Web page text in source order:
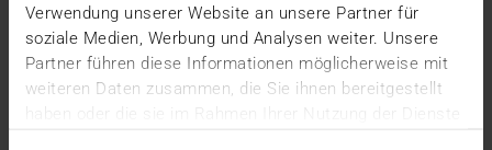
Verwendung unserer Website an unsere Partner für
soziale Medien, Werbung und Analysen weiter. Unsere
Partner führen diese Informationen möglicherweise mit
weiteren Daten zusammen, die Sie ihnen bereitgestellt
Dezember (5)
November (6)
Oktober (3)
August (3)